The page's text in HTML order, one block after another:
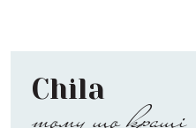
Chila